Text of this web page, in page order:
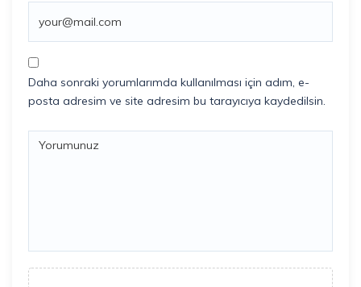
Daha sonraki yorumlarımda kullanılması için adım, e-
posta adresim ve site adresim bu tarayıcıya kaydedilsin.